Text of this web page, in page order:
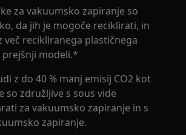
za vakuumsko zapiranje so
da jih je mogoče reciklirati, in
več recikliranega plastičnega
modeli.*
z do 40 % manj emisij CO2 kot
so združljive s sous vide
za vakuumsko zapiranje in s
zapiranje.